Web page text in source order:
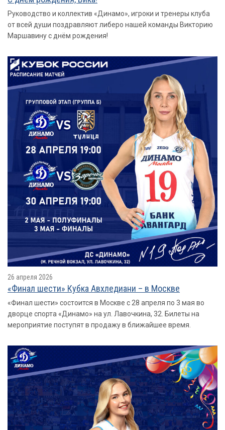
Руководство и коллектив «Динамо», игроки и тренеры клуба
от всей души поздравляют либеро нашей команды Викторию
Маршавину с днём рождения!
26 апреля 2026
«Финал шести» Кубка Авхледиани – в Москве
«Финал шести» состоится в Москве с 28 апреля по 3 мая во
дворце спорта «Динамо» на ул. Лавочкина, 32. Билеты на
мероприятие поступят в продажу в ближайшее время.